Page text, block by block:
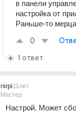
в панели
настройка от
Раньше-то
0
1 ответ
nirpi
Мастер
11лет
Настрой. Может